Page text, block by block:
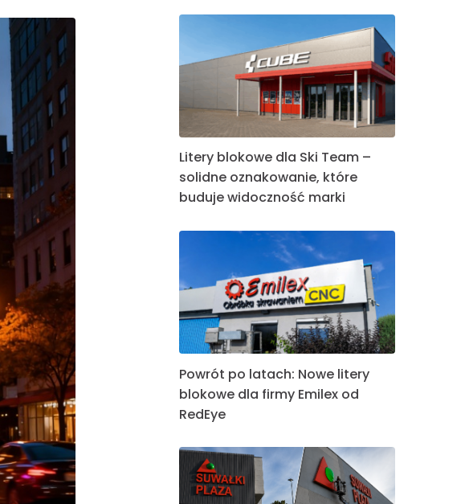
Litery blokowe dla Ski Team –
solidne oznakowanie, które
buduje widoczność marki
Powrót po latach: Nowe litery
blokowe dla firmy Emilex od
RedEye